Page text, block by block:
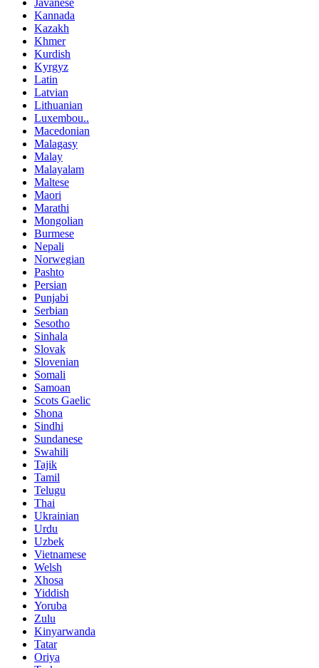
Kannada
Kazakh
Khmer
Kurdish
Kyrgyz
Latin
Latvian
Lithuanian
Luxembou..
Macedonian
Malagasy
Malay
Malayalam
Maltese
Maori
Marathi
Mongolian
Burmese
Nepali
Norwegian
Pashto
Persian
Punjabi
Serbian
Sesotho
Sinhala
Slovak
Slovenian
Somali
Samoan
Scots Gaelic
Shona
Sindhi
Sundanese
Swahili
Tajik
Tamil
Telugu
Thai
Ukrainian
Urdu
Uzbek
Vietnamese
Welsh
Xhosa
Yiddish
Yoruba
Zulu
Kinyarwanda
Tatar
Oriya